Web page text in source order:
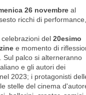
26 novembre al
ricchi di performance,
del 20esimo
e momento di
Sul palco si alterneranno
e gli autori dei
2023; i protagonisti
stelle del cinema